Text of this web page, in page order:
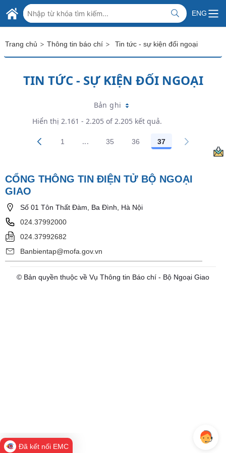
Skip to Main Content
BỘ NGOẠI GIAO VIỆT NAM
MINISTRY OF FOREIGN AFFAIRS
ENG
Trang chủ > Thông tin báo chí > Tin tức - sự kiện đối ngoại
TIN TỨC - SỰ KIỆN ĐỐI NGOẠI
Bản ghi
Hiển thị 2.161 - 2.205 of 2.205 kết quả.
Các trang trên cổng
1 ...Trang trung gian Use TAB to navigate.
Các trang trên cổng
35 Các trang trên cổng
36 Các trang trên
37
CỔNG THÔNG TIN ĐIỆN TỬ BỘ NGOẠI
GIAO
Số 01 Tôn Thất Đàm, Ba Đình, Hà Nội
024.37992000
024.37992682
Banbientap@mofa.gov.vn
© Bản quyền thuộc về Vụ Thông tin Báo chí - Bộ Ngoại Giao
Đã kết nối EMC